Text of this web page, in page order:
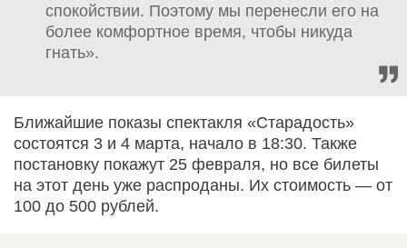
спокойствии. Поэтому мы перенесли его на
более комфортное время, чтобы никуда
гнать».
Ближайшие показы спектакля «Старадость»
состоятся 3 и 4 марта, начало в 18:30. Также
постановку покажут 25 февраля, но все билеты
на этот день уже распроданы. Их стоимость — от
100 до 500 рублей.